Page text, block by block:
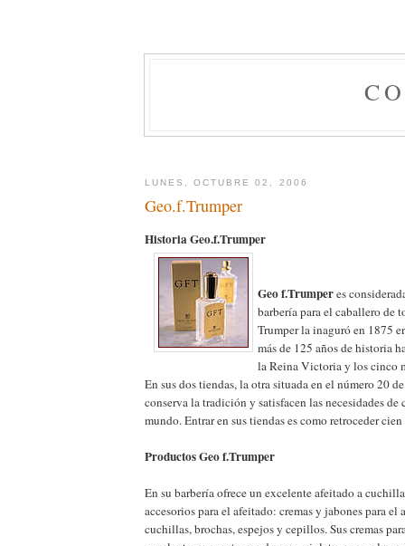
LUNES, OCTUBRE 02, 2006
Geo.f.Trumper
Historia Geo.f.Trumper
Geo f.Trumperes
barbería para el caballero de
Trumper la inaguró en 1875
más de 125 años de historia
la Reina Victoria y los cinco
En sus dos tiendas, la otra situada en el número 20
conserva la tradición y satisfacen las necesidades de
mundo. Entrar en sus tiendas es como retroceder cien
Productos Geo f.Trumper
En su barbería ofrece un excelente afeitado a
accesorios para el afeitado: cremas y jabones para el
cuchillas, brochas, espejos y cepillos. Sus cremas